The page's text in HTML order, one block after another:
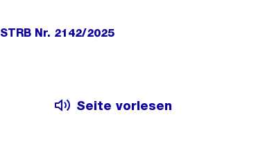
STRB Nr. 2142/2025
Seite vorlesen